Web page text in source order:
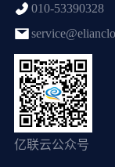
010-53390328
亿联云公众号